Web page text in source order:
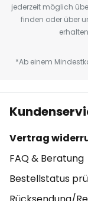
jederzeit möglich
finden oder über
*Ab einem
Vertrag
FAQ & Beratung
Bestellstatus